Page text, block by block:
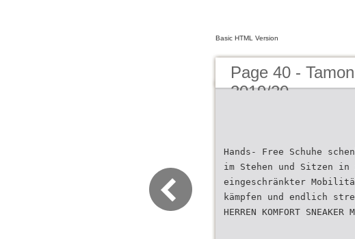
Basic HTML Version
Page 40 -
2019/20
Hands- Free Schuhe
im Stehen und Sitzen
eingeschränkter
kämpfen und endlich
HERREN KOMFORT